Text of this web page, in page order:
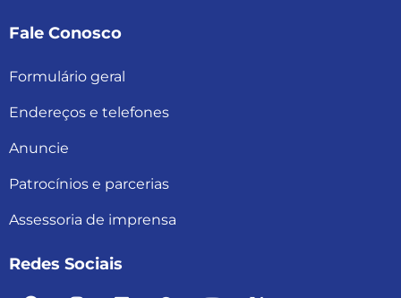
Fale Conosco
Formulário geral
Endereços e telefones
Anuncie
Patrocínios e parcerias
Assessoria de imprensa
Redes Sociais